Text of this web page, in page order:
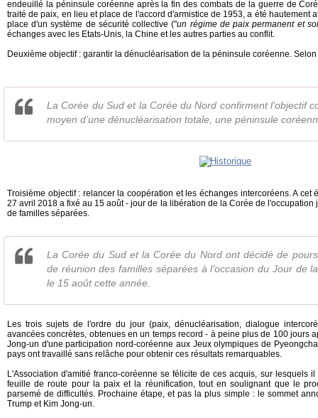
endeuillé la péninsule coréenne après la fin des combats de la guerre de
traité de paix, en lieu et place de l'accord d'armistice de 1953, a été hautement
place d'un système de sécurité collective ("un régime de paix permanent et
échanges avec les Etats-Unis, la Chine et les autres parties au conflit.
Deuxième objectif : garantir la dénucléarisation de la péninsule coréenne.
La Corée du Sud et la Corée du Nord confirment l’objectif
moyen d’une dénucléarisation totale, une péninsule
Troisième objectif : relancer la coopération et les échanges intercoréens. A cet
27 avril 2018 a fixé au 15 août - jour de la libération de la Corée de
de familles séparées.
La Corée du Sud et la Corée du Nord ont décidé de
de réunion des familles séparées à l’occasion du Jour de
le 15 août cette année.
Les trois sujets de l'ordre du jour (paix, dénucléarisation, dialogue
avancées concrètes, obtenues en un temps record - à peine plus de 100 jours
Jong-un d'une participation nord-coréenne aux Jeux olympiques de
pays ont travaillé sans relâche pour obtenir ces résultats remarquables.
L'Association d'amitié franco-coréenne se félicite de ces acquis, sur lesquels
feuille de route pour la paix et la réunification, tout en soulignant que le
parsemé de difficultés. Prochaine étape, et pas la plus simple : le sommet
Trump et Kim Jong-un.